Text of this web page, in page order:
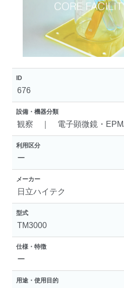
ID
676
設備・機器分類
観察 ｜ 電子顕微鏡・
利用区分
ー
メーカー
日立ハイテク
型式
TM3000
仕様・特徴
ー
用途・使用目的